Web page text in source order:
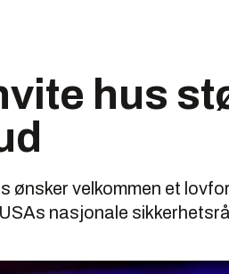
hus
ønsker velkommen et
nasjonale